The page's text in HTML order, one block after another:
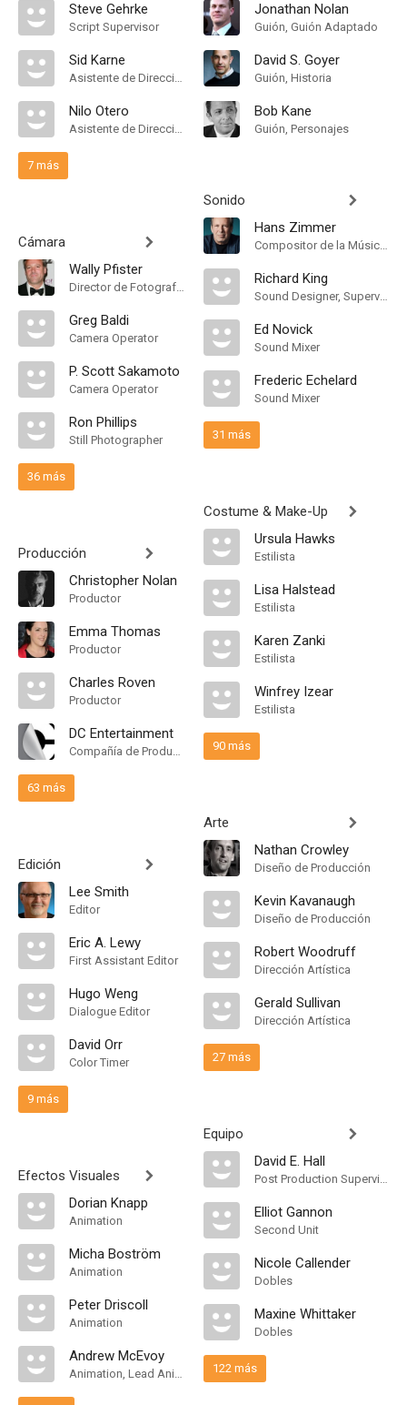
Steve Gehrke
Script Supervisor
Sid Karne
Asistente de Dirección
Nilo Otero
Asistente de Dirección, First Assistant Director
7 más
Cámara
Wally Pfister
Director de Fotografía, Camera Operator
Greg Baldi
Camera Operator
P. Scott Sakamoto
Camera Operator
Ron Phillips
Still Photographer
36 más
Producción
Christopher Nolan
Productor
Emma Thomas
Productor
Charles Roven
Productor
DC Entertainment
Compañía de Produccion
63 más
Edición
Lee Smith
Editor
Eric A. Lewy
First Assistant Editor
Hugo Weng
Dialogue Editor
David Orr
Color Timer
9 más
Efectos Visuales
Dorian Knapp
Animation
Micha Boström
Animation
Peter Driscoll
Animation
Andrew McEvoy
Animation, Lead Animator
Jonathan Nolan
Guión, Guión Adaptado
David S. Goyer
Guión, Historia
Bob Kane
Guión, Personajes
Sonido
Hans Zimmer
Compositor de la Música Original
Richard King
Sound Designer, Supervising Sound Editor
Ed Novick
Sound Mixer
Frederic Echelard
Sound Mixer
31 más
Costume & Make-Up
Ursula Hawks
Estilista
Lisa Halstead
Estilista
Karen Zanki
Estilista
Winfrey Izear
Estilista
90 más
Arte
Nathan Crowley
Diseño de Producción
Kevin Kavanaugh
Diseño de Producción
Robert Woodruff
Dirección Artística
Gerald Sullivan
Dirección Artística
27 más
Equipo
David E. Hall
Post Production Supervisor
Elliot Gannon
Second Unit
Nicole Callender
Dobles
Maxine Whittaker
Dobles
122 más